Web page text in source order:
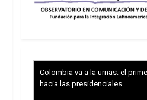
Colombia va a la urnas: el
hacia las presidenciales